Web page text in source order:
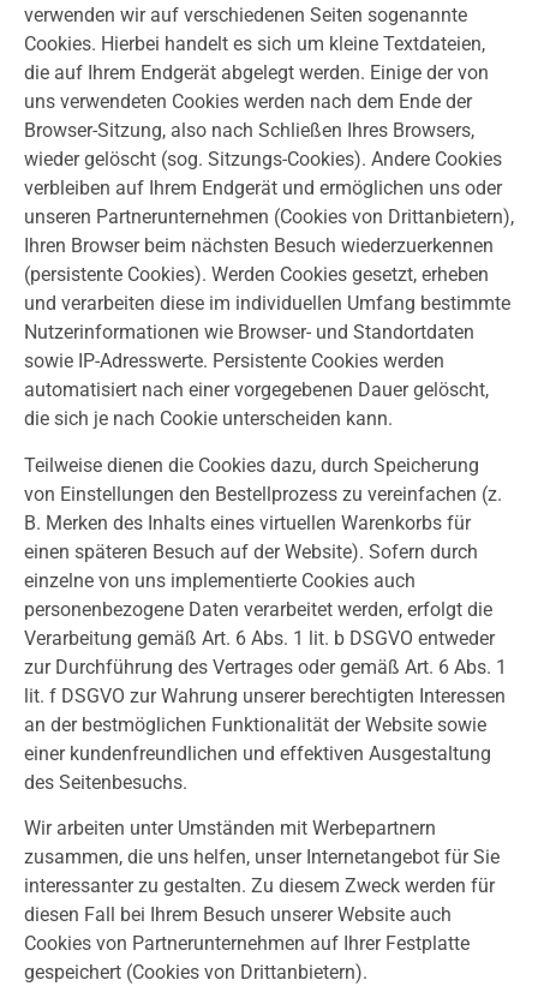
verwenden wir auf verschiedenen Seiten sogenannte
Cookies. Hierbei handelt es sich um kleine Textdateien,
die auf Ihrem Endgerät abgelegt werden. Einige der von
uns verwendeten Cookies werden nach dem Ende der
Browser-Sitzung, also nach Schließen Ihres Browsers,
wieder gelöscht (sog. Sitzungs-Cookies). Andere Cookies
verbleiben auf Ihrem Endgerät und ermöglichen uns oder
unseren Partnerunternehmen (Cookies von Drittanbietern),
Ihren Browser beim nächsten Besuch wiederzuerkennen
(persistente Cookies). Werden Cookies gesetzt, erheben
und verarbeiten diese im individuellen Umfang bestimmte
Nutzerinformationen wie Browser- und Standortdaten
sowie IP-Adresswerte. Persistente Cookies werden
automatisiert nach einer vorgegebenen Dauer gelöscht,
die sich je nach Cookie unterscheiden kann.
Teilweise dienen die Cookies dazu, durch Speicherung
von Einstellungen den Bestellprozess zu vereinfachen (z.
B. Merken des Inhalts eines virtuellen Warenkorbs für
einen späteren Besuch auf der Website). Sofern durch
einzelne von uns implementierte Cookies auch
personenbezogene Daten verarbeitet werden, erfolgt die
Verarbeitung gemäß Art. 6 Abs. 1 lit. b DSGVO entweder
zur Durchführung des Vertrages oder gemäß Art. 6 Abs. 1
lit. f DSGVO zur Wahrung unserer berechtigten Interessen
an der bestmöglichen Funktionalität der Website sowie
einer kundenfreundlichen und effektiven Ausgestaltung
des Seitenbesuchs.
Wir arbeiten unter Umständen mit Werbepartnern
zusammen, die uns helfen, unser Internetangebot für Sie
interessanter zu gestalten. Zu diesem Zweck werden für
diesen Fall bei Ihrem Besuch unserer Website auch
Cookies von Partnerunternehmen auf Ihrer Festplatte
gespeichert (Cookies von Drittanbietern).